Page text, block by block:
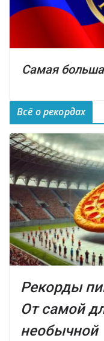
Самая
Всё о рекордах
Рекорды
От самой
необычной